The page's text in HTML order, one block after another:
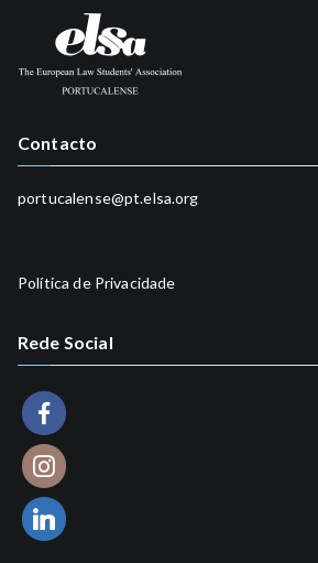
Contacto
portucalense@pt.elsa.org
Política de Privacidade
Rede Social